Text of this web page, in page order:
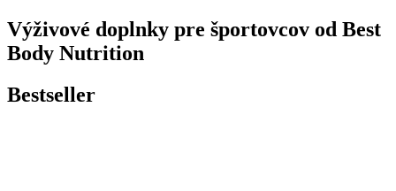
Výživové doplnky pre športovcov od Best
Body Nutrition
Bestseller